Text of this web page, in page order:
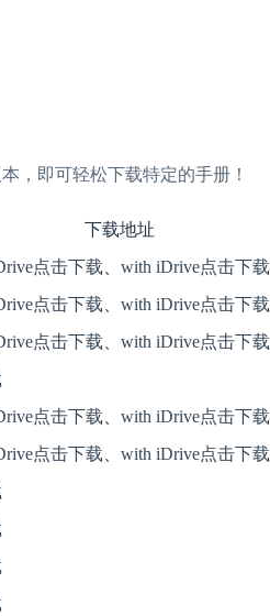
，即可轻松下载特定的手册！
下载地址
点击下载
with iDrive点击下载
点击下载
with iDrive点击下载
点击下载
with iDrive点击下载
点击下载
with iDrive点击下载
点击下载
with iDrive点击下载